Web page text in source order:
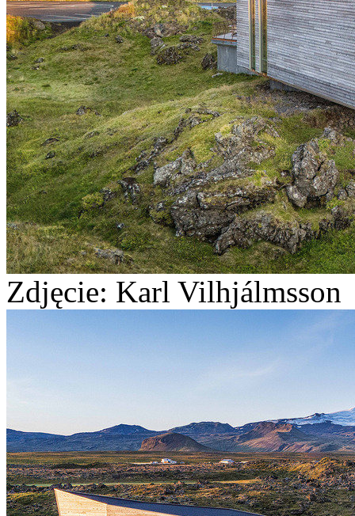
Zdjęcie: Karl Vilhjálmsson